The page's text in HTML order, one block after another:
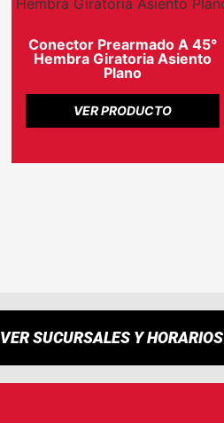
Conector Prearmado A 45°
Hembra Giratoria Asiento
Plano
VER PRODUCTO
VER SUCURSALES Y HORARIOS